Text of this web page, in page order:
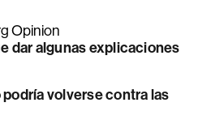
Opinion
dar algunas explicaciones
volverse contra las